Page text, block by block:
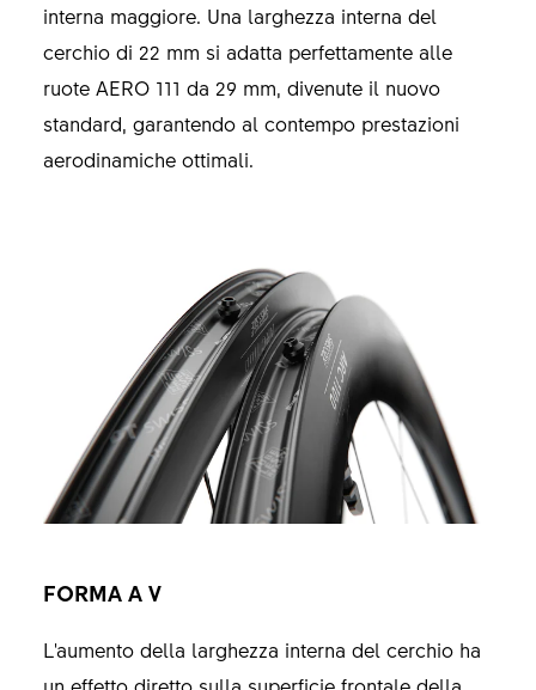
interna maggiore. Una larghezza interna del
cerchio di 22 mm si adatta perfettamente alle
ruote AERO 111 da 29 mm, divenute il nuovo
standard, garantendo al contempo prestazioni
aerodinamiche ottimali.
FORMA A V
L'aumento della larghezza interna del cerchio ha